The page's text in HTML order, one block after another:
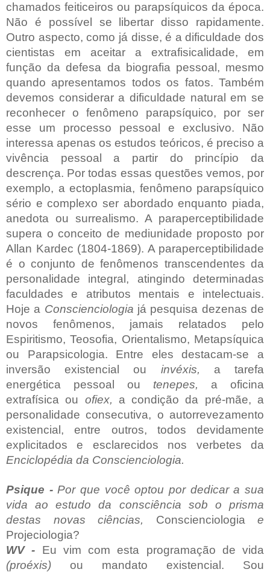
chamados feiticeiros ou parapsíquicos da época.
Não é possível se libertar disso rapidamente.
Outro aspecto, como já disse, é a dificuldade dos
cientistas em aceitar a extrafisicalidade, em
função da defesa da biografia pessoal, mesmo
quando apresentamos todos os fatos. Também
devemos considerar a dificuldade natural em se
reconhecer o fenômeno parapsíquico, por ser
esse um processo pessoal e exclusivo. Não
interessa apenas os estudos teóricos, é preciso a
vivência pessoal a partir do princípio da
descrença. Por todas essas questões vemos, por
exemplo, a ectoplasmia, fenômeno parapsíquico
sério e complexo ser abordado enquanto piada,
anedota ou surrealismo. A paraperceptibilidade
supera o conceito de mediunidade proposto por
Allan Kardec (1804-1869). A paraperceptibilidade
é o conjunto de fenômenos transcendentes da
personalidade integral, atingindo determinadas
faculdades e atributos mentais e intelectuais.
Hoje a Conscienciologia já pesquisa dezenas de
novos fenômenos, jamais relatados pelo
Espiritismo, Teosofia, Orientalismo, Metapsíquica
ou Parapsicologia. Entre eles destacam-se a
inversão existencial ou invéxis, a tarefa
energética pessoal ou tenepes, a oficina
extrafísica ou ofiex, a condição da pré-mãe, a
personalidade consecutiva, o autorrevezamento
existencial, entre outros, todos devidamente
explicitados e esclarecidos nos verbetes da
Enciclopédia da Conscienciologia.
Psique - Por que você optou por dedicar a sua
vida ao estudo da consciência sob o prisma
destas novas ciências, Conscienciologia e
Projeciologia?
WV - Eu vim com esta programação de vida
(proéxis) ou mandato existencial. Sou